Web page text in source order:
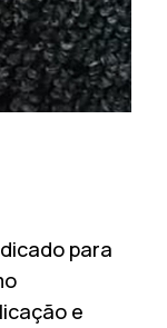
para
e